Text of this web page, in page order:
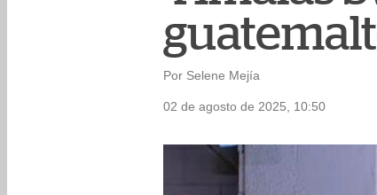
Por Selene Mejía
02 de agosto de 2025, 10:50